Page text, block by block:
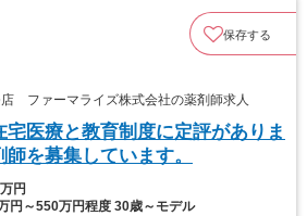
保存する
ファーマライズ株式会社の薬剤師求人
医療と教育制度に定評がありま
を募集しています。
円
円～550万円程度 30歳～モデル